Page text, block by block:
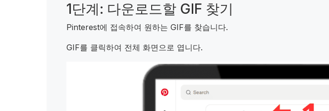
1단계: 다운로드할 GIF 찾기
Pinterest에 접속하여 원하는 GIF를 찾습니다.
GIF를 클릭하여 전체 화면으로 엽니다.